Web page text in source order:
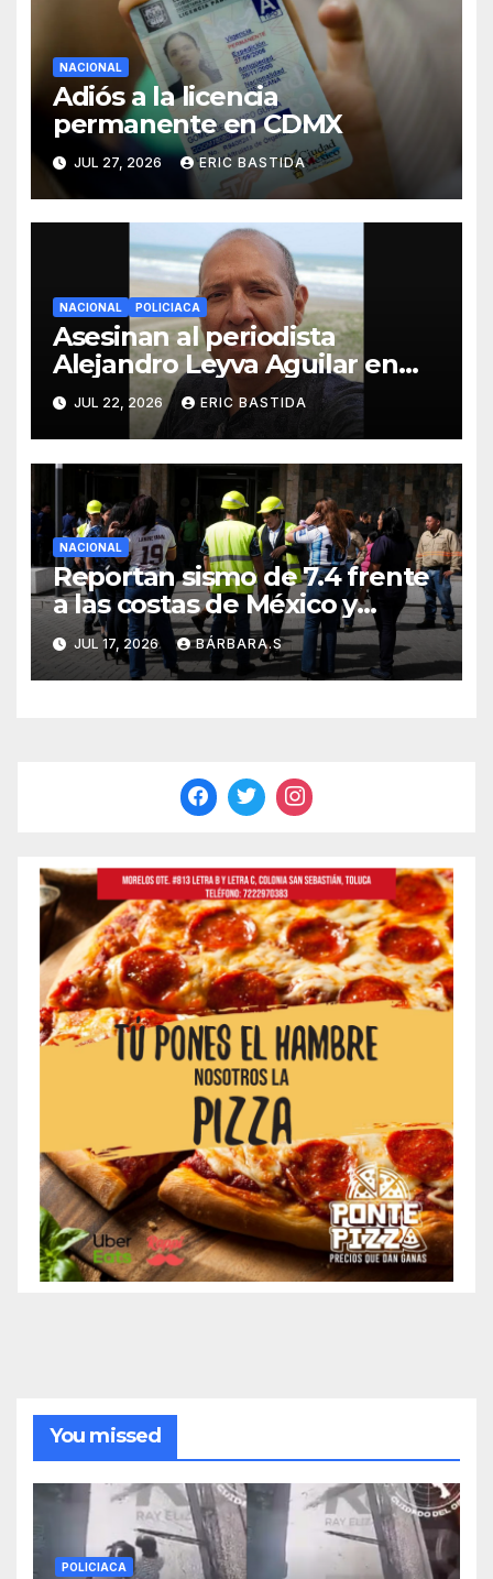
NACIONAL
Adiós a la licencia
permanente en CDMX
JUL 27, 2026 ERIC BASTIDA
NACIONAL POLICIACA
Asesinan al periodista
Alejandro Leyva Aguilar en
Oaxaca mientras desayunaba
JUL 22, 2026 ERIC BASTIDA
NACIONAL
Reportan sismo de 7.4 frente
a las costas de México y
Guatemala
JUL 17, 2026 BÁRBARA.S
You missed
POLICIACA